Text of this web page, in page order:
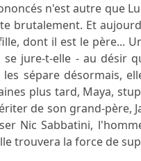
n'est autre que
brutalement. Et
dont il est le père...
jure-t-elle - au désir
sépare désormais,
plus tard, Maya,
de son grand-père,
Nic Sabbatini,
trouvera la force de